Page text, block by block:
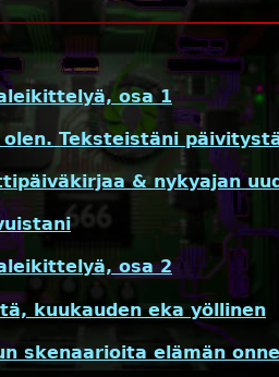
osa 1
Teksteistäni
& nykyajan
osa 2
kuukauden eka yöllinen
skenaarioita elämän